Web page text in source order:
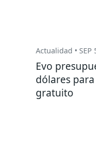
Actualidad • SEP
Evo
dólares
gratuito